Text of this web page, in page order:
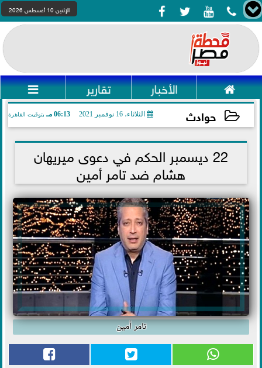
    الإثنين 10 أغسطس 2026
 الأخبار تقارير 
حوادث الثلاثاء، 16 نوفمبر 2021 06:13 مـ بتوقيت القاهرة
2021-11-16 18:13:17 22 ديسمبر الحكم في دعوى ميريهان
هشام ضد تامر أمين
تامر أمين